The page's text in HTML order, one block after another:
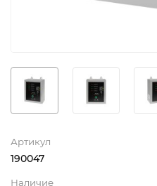
Артикул
190047
Наличие